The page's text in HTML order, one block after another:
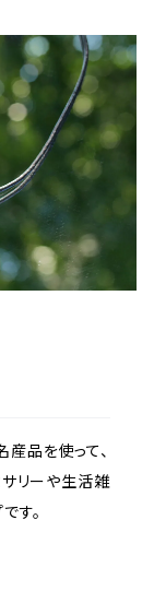
品を使って、
リーや生活雑
す。